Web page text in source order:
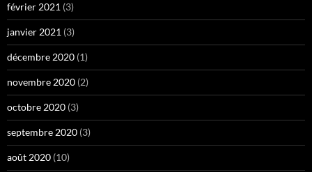
février 2021 (3)
janvier 2021 (3)
décembre 2020 (1)
novembre 2020 (2)
octobre 2020 (3)
septembre 2020 (3)
août 2020 (10)